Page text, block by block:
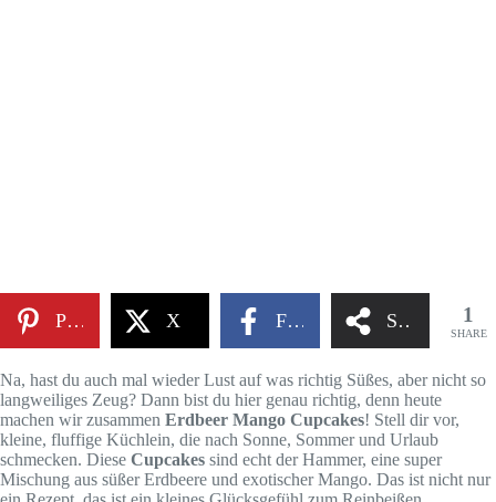
Pinterest X Facebook Share 1
SHARE
Na, hast du auch mal wieder Lust auf was richtig Süßes, aber nicht so
langweiliges Zeug? Dann bist du hier genau richtig, denn heute
machen wir zusammen Erdbeer Mango Cupcakes! Stell dir vor,
kleine, fluffige Küchlein, die nach Sonne, Sommer und Urlaub
schmecken. Diese Cupcakes sind echt der Hammer, eine super
Mischung aus süßer Erdbeere und exotischer Mango. Das ist nicht nur